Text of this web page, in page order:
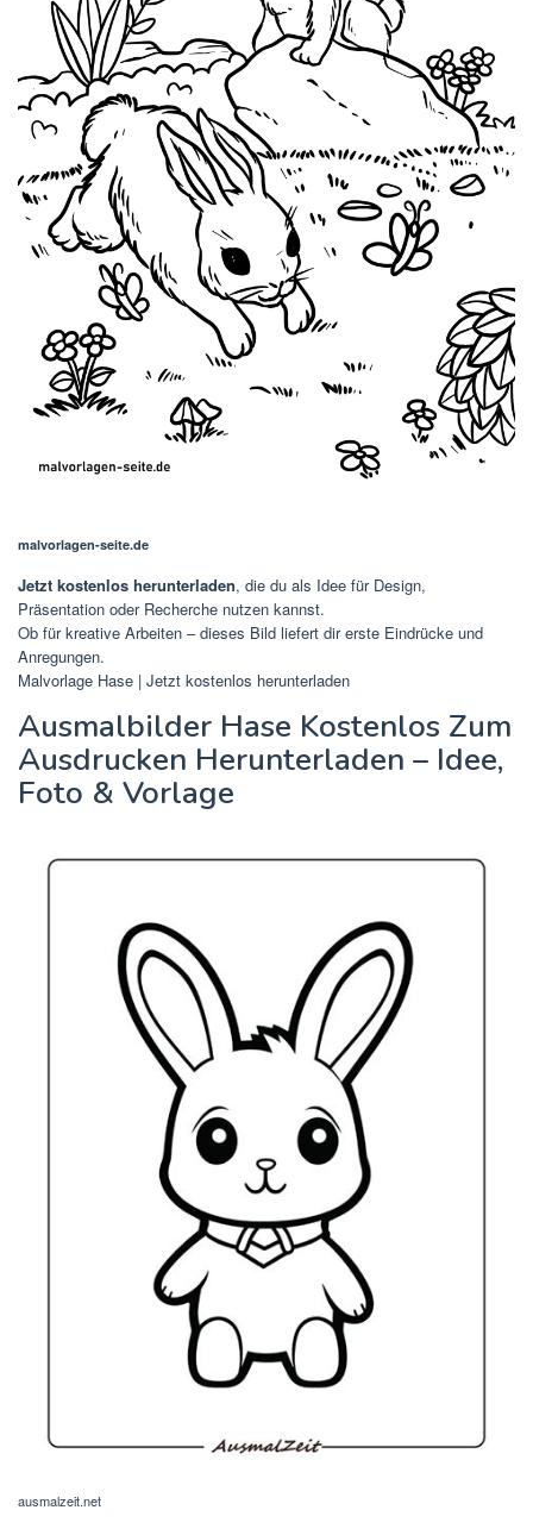
malvorlagen-seite.de
Jetzt kostenlos herunterladen, die du als Idee für Design,
Präsentation oder Recherche nutzen kannst.
Ob für kreative Arbeiten – dieses Bild liefert dir erste Eindrücke und
Anregungen.
Malvorlage Hase | Jetzt kostenlos herunterladen
Ausmalbilder Hase Kostenlos Zum
Ausdrucken Herunterladen – Idee,
Foto & Vorlage
ausmalzeit.net